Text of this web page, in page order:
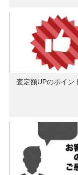
査定額UPのポイン